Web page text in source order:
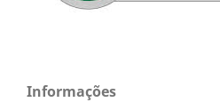
Informações